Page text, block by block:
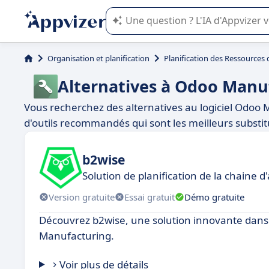
L'IA de Appvizer vous guide dans
Organisation et planification Planification des Ressources
Alternatives à Odoo
Vous recherchez des alternatives au logiciel
d'outils recommandés qui sont les meilleurs
b2wise
Solution de planification de la chaine
Version gratuite Essai gratuit Démo gratuite
Découvrez b2wise, une solution innovante
Manufacturing.
Voir plus de détails